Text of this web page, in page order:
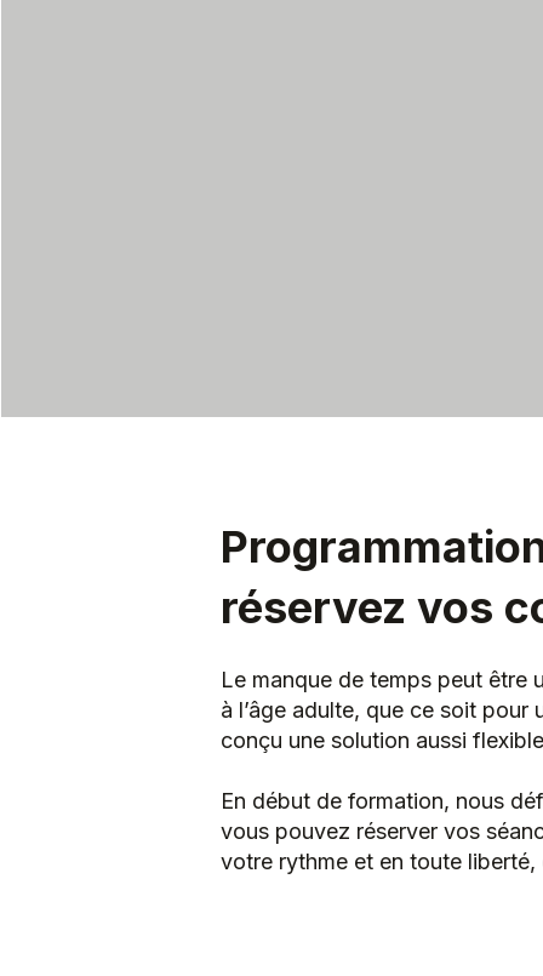
réservez vos
Le manque de temps peut être
à l’âge adulte, que ce soit pour
conçu une solution aussi
En début de formation, nous
vous pouvez réserver vos
votre rythme et en toute liberté,